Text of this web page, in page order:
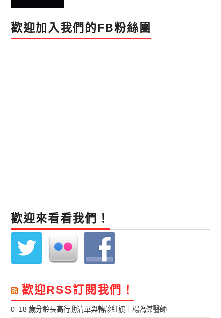
歡迎加入我們的FB粉絲團
歡迎來看看我們！
歡迎RSS訂閱我們！
0–18 歲分齡長高行動清單與轉診紅旗｜楊為傑醫師